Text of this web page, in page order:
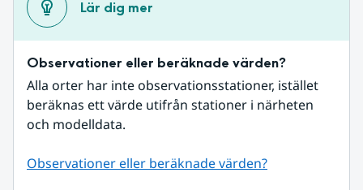
Lär dig mer
Observationer eller beräknade värden?
Alla orter har inte observationsstationer, istället
beräknas ett värde utifrån stationer i närheten
och modelldata.
Observationer eller beräknade värden?